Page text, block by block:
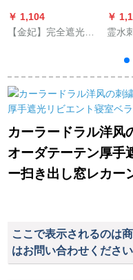
￥ 1,104
【金妃】完全遮光サ
き出し窓UVカート熱
深さ75%遮光度(フー
ク)幅1.5*高2.7【高可
改】
￥
霊水
既制
遮光
ーテ
ダー
ーダ
ダー
シン
ンダ
カーラードラル洋风
オーダテーテン厚手
ー扫き出し窓レカー
ここで表示されるのは
はお問い合わせください